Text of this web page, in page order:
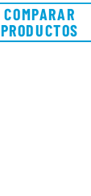
COMPARAR
PRODUCTOS